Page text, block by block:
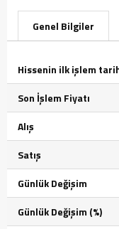
Genel Bilgiler
Hissenin ilk işlem
Son İşlem Fiyatı
Alış
Satış
Günlük Değişim
Günlük Değişim (%)